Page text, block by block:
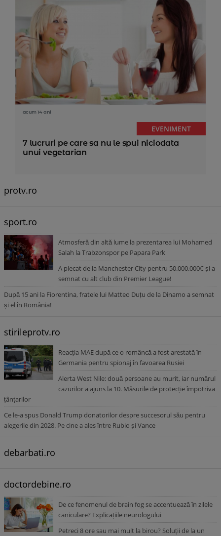
acum 14 ani
EVENIMENT
7 lucruri pe care sa nu le spui niciodata
unui vegetarian
protv.ro
sport.ro
Atmosferă din altă lume la prezentarea lui Mohamed
Salah la Trabzonspor pe Papara Park
A plecat de la Manchester City pentru 50.000.000€ și a
semnat cu alt club din Premier League!
După 15 ani la Fiorentina, fratele lui Matteo Duțu de la Dinamo a semnat
și el în România!
stirileprotv.ro
Reacția MAE după ce o româncă a fost arestată în
Germania pentru spionaj în favoarea Rusiei
Alerta West Nile: două persoane au murit, iar numărul
cazurilor a ajuns la 10. Măsurile de protecție împotriva
țânțarilor
Ce le-a spus Donald Trump donatorilor despre succesorul său pentru
alegerile din 2028. Pe cine a ales între Rubio și Vance
debarbati.ro
doctordebine.ro
De ce fenomenul de brain fog se accentuează în zilele
caniculare? Explicațiile neurologului
Petreci 8 ore sau mai mult la birou? Soluții de la un